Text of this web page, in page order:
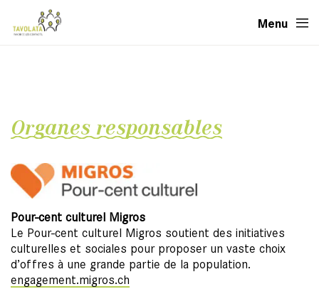
Menu
Organes responsables
Pour-cent culturel Migros
Le Pour-cent culturel Migros soutient des initiatives
culturelles et sociales pour proposer un vaste choix
d’offres à une grande partie de la population.
engagement.migros.ch